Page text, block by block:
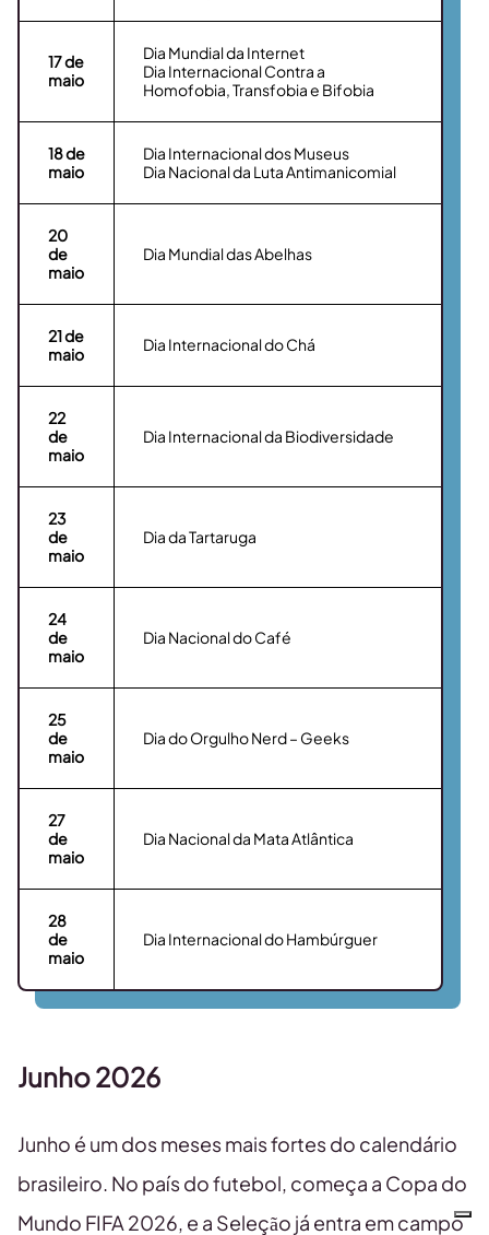
17de
maio
Dia Mundial da Internet
Dia Internacional Contra a
Homofobia, Transfobia e Bifobia
18de
maio
Dia Internacional dos Museus
Dia Nacional da Luta Antimanicomial
20
de
maio
Dia Mundial das Abelhas
21de
maio
Dia Internacional do Chá
22
de
maio
Dia Internacional da Biodiversidade
23
de
maio
Dia da Tartaruga
24
de
maio
Dia Nacional do Café
25
de
maio
Dia do Orgulho Nerd – Geeks
27
de
maio
Dia Nacional da Mata Atlântica
28
de
maio
Dia Internacional do Hambúrguer
Junho 2026
Junho é um dos meses mais fortes do calendário
brasileiro. No país do futebol, começa a Copa do
Mundo FIFA 2026, e a Seleção já entra em campo